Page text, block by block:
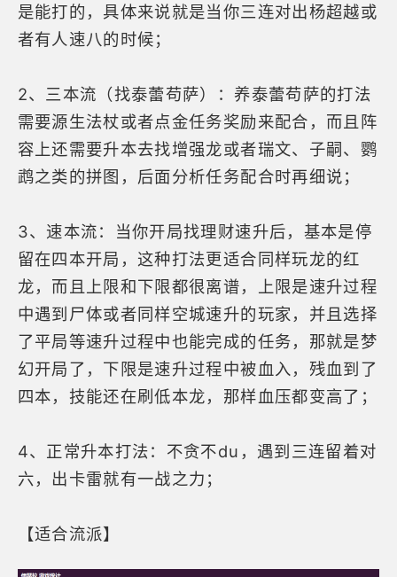
是能打的，具体来说就是当你三连对出杨超越或
者有人速八的时候；
2、三本流（找泰蕾苟萨）：养泰蕾苟萨的打法
需要源生法杖或者点金任务奖励来配合，而且阵
容上还需要升本去找增强龙或者瑞文、子嗣、鹦
鹉之类的拼图，后面分析任务配合时再细说；
3、速本流：当你开局找理财速升后，基本是停
留在四本开局，这种打法更适合同样玩龙的红
龙，而且上限和下限都很离谱，上限是速升过程
中遇到尸体或者同样空城速升的玩家，并且选择
了平局等速升过程中也能完成的任务，那就是梦
幻开局了，下限是速升过程中被血入，残血到了
四本，技能还在刷低本龙，那样血压都变高了；
4、正常升本打法：不贪不du，遇到三连留着对
六，出卡雷就有一战之力；
【适合流派】